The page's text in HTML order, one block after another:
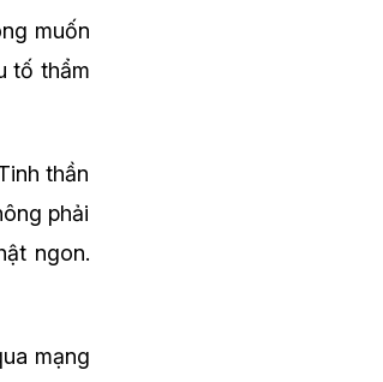
muốn
tố thẩm
thần
phải
ngon.
mạng